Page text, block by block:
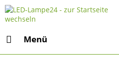
Menü